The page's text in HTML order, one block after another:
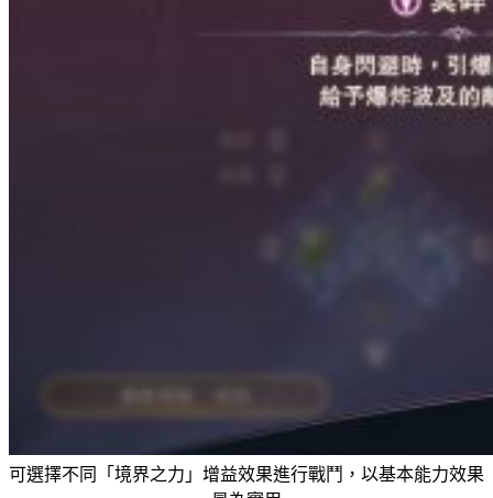
可選擇不同「境界之力」增益效果進行戰鬥，以基本能力效果